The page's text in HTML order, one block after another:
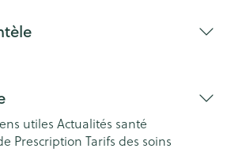
utiles Actualités santé
Prescription Tarifs des soins